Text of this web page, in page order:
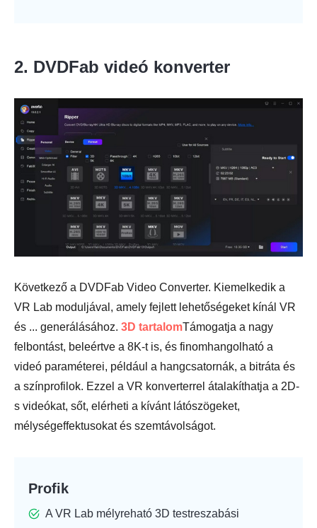
2. DVDFab videó konverter
Következő a DVDFab Video Converter. Kiemelkedik a
VR Lab moduljával, amely fejlett lehetőségeket kínál VR
és ... generálásához. 3D tartalomTámogatja a nagy
felbontást, beleértve a 8K-t is, és finomhangolható a
videó paraméterei, például a hangcsatornák, a bitráta és
a színprofilok. Ezzel a VR konverterrel átalakíthatja a 2D-
s videókat, sőt, elérheti a kívánt látószögeket,
mélységeffektusokat és szemtávolságot.
Profik
A VR Lab mélyreható 3D testreszabási